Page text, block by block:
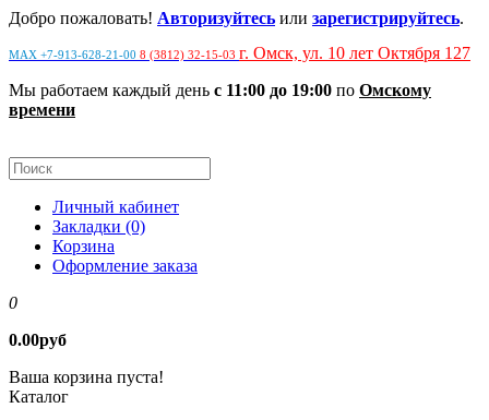
Добро пожаловать! Авторизуйтесь или зарегистрируйтесь.
MAX +7-913-628-21-00 8 (3812) 32-15-03 г. Омск, ул. 10 лет Октября 127
Мы работаем каждый день с 11:00 до 19:00 по Омскому
времени
Личный кабинет
Закладки (0)
Корзина
Оформление заказа
0
0.00руб
Ваша корзина пуста!
Каталог